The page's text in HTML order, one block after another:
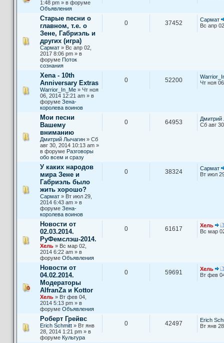
1:48 pm » в форуме
Объявления
Старые песни о
главном, т.е. о
Зене, Габриэль и
других (игра)
Сармат » Вс апр 02,
2017 8:06 pm » в
форуме Поток
сознания
0 37452
Сармат
Вс апр
Xena - 10th
Anniversary Extras
Warrior_In_Me » Чт ноя
06, 2014 12:21 am » в
форуме Зена-
королева воинов
0 52200
Чт ноя
Мои песни
Вашему
вниманию
Дмитрий Лычагин » Сб
авг 30, 2014 10:13 am »
в форуме Разговоры
обо всем и сразу
0 64953
Дмитрий
Сб авг
У каких народов
мира Зене и
Габриэль было
жить хорошо?
Сармат » Вт июл 29,
2014 6:43 am » в
форуме Зена-
королева воинов
0 38324
Сармат
Вт июл
Новости от
02.03.2014.
РуФемслэш-2014.
Хель » Вс мар 02,
2014 6:22 am » в
форуме Объявления
0 61617
Хель
Вс мар
Новости от
04.02.2014.
Модераторы
AlfranZa и Kottor
Хель » Вт фев 04,
2014 5:13 pm » в
форуме Объявления
0 59691
Хель
Вт фев
Роберт Грейвс
Erich Schmitt » Вт янв
28, 2014 1:21 pm » в
форуме Культура
0 42497
Erich
Вт янв